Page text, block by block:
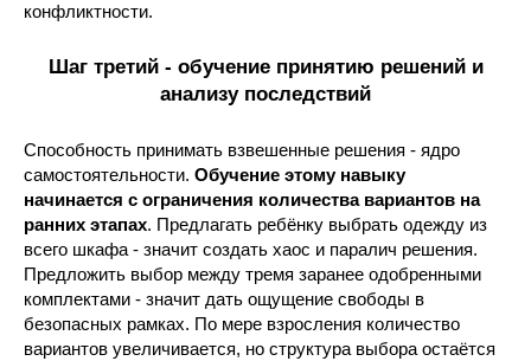
конфликтности.
Шаг третий - обучение принятию решений и
анализу последствий
Способность принимать взвешенные решения - ядро
самостоятельности. Обучение этому навыку
начинается с ограничения количества вариантов на
ранних этапах. Предлагать ребёнку выбрать одежду из
всего шкафа - значит создать хаос и паралич решения.
Предложить выбор между тремя заранее одобренными
комплектами - значит дать ощущение свободы в
безопасных рамках. По мере взросления количество
вариантов увеличивается, но структура выбора остаётся